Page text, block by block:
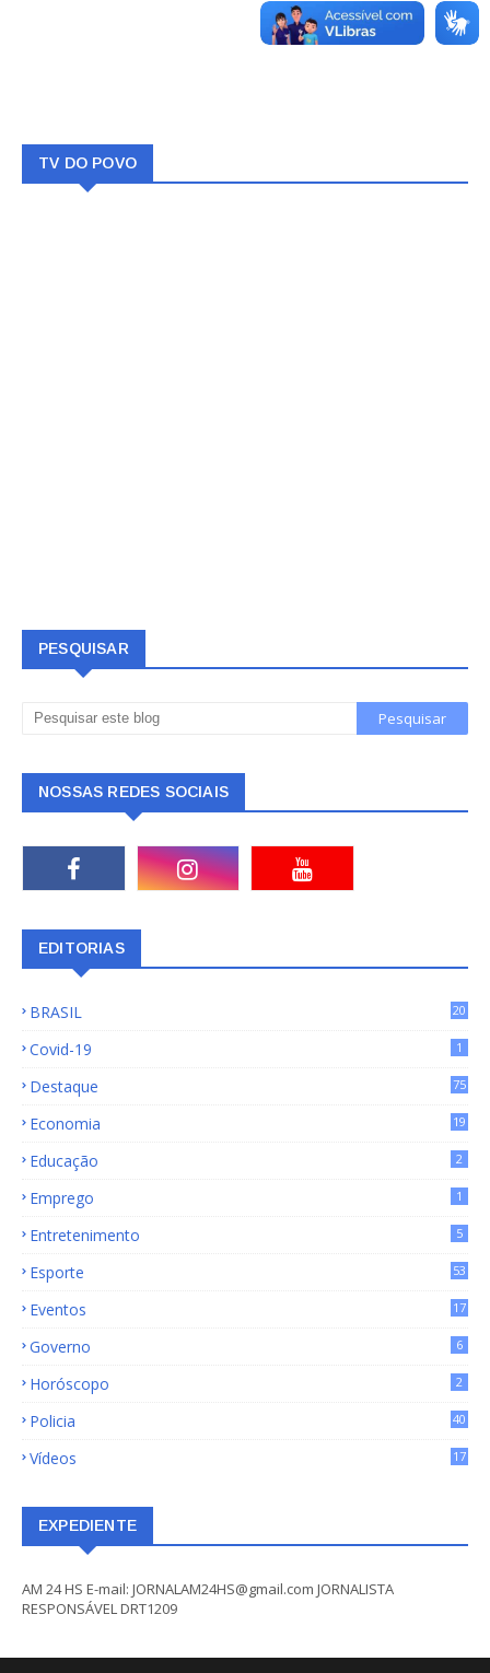
TV DO POVO
PESQUISAR
NOSSAS REDES SOCIAIS
EDITORIAS
BRASIL
20
Covid-19 1
Destaque
75
Economia
19
Educação 2
Emprego 1
Entretenimento 5
Esporte 53
Eventos 17
Governo 6
Horóscopo 2
Policia 40
Vídeos 17
EXPEDIENTE
AM 24 HS E-mail: JORNALAM24HS@gmail.com JORNALISTA
RESPONSÁVEL DRT1209